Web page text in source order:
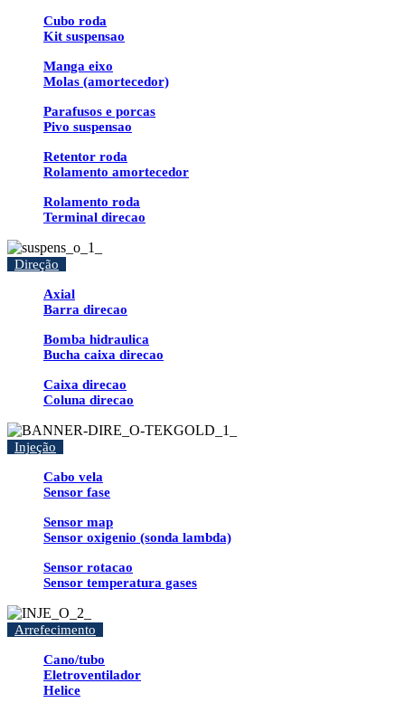
Cubo roda
Kit suspensao
Manga eixo
Molas (amortecedor)
Parafusos e porcas
Pivo suspensao
Retentor roda
Rolamento amortecedor
Rolamento roda
Terminal direcao
Direção
Axial
Barra direcao
Bomba hidraulica
Bucha caixa direcao
Caixa direcao
Coluna direcao
Injeção
Cabo vela
Sensor fase
Sensor map
Sensor oxigenio (sonda lambda)
Sensor rotacao
Sensor temperatura gases
Arrefecimento
Cano/tubo
Eletroventilador
Helice